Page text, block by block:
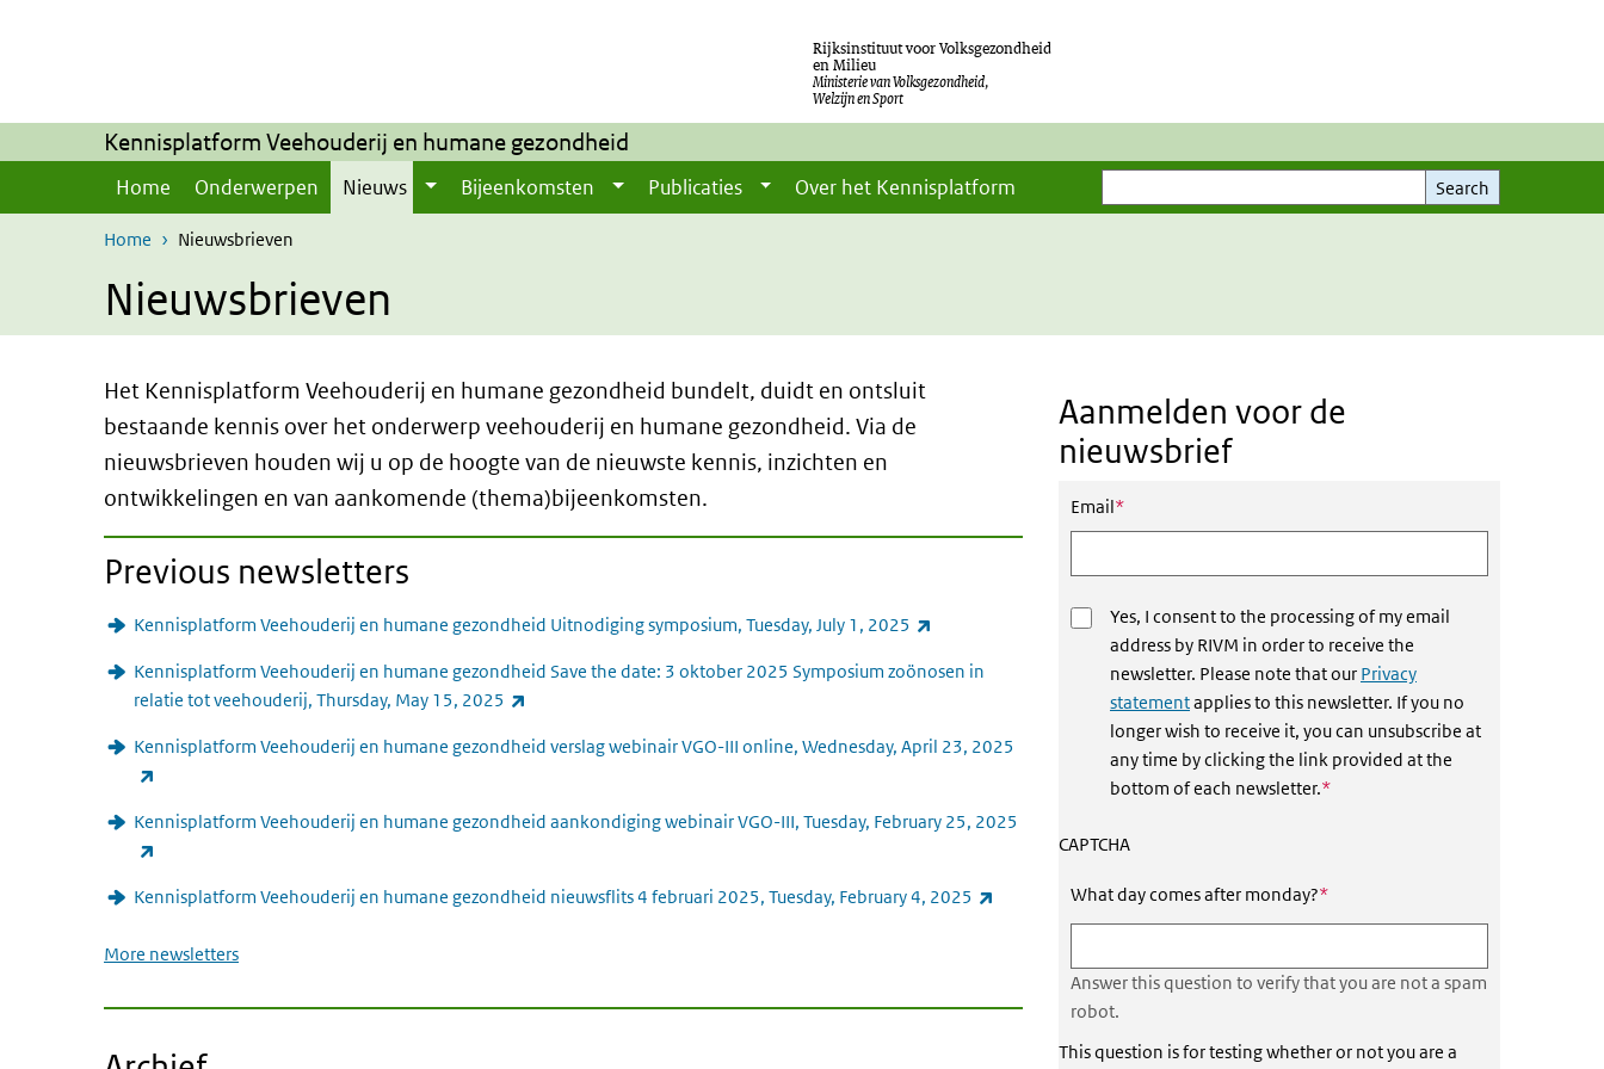
Rijksinstituut voor Volksgezondheid
en Milieu
Ministerie van Volksgezondheid,
Welzijn en Sport
Kennisplatform Veehouderij en humane gezondheid
Home Onderwerpen Nieuws Bijeenkomsten Publicaties Over het Kennisplatform
Search
Search
Home Nieuwsbrieven
Nieuwsbrieven
Het Kennisplatform Veehouderij en humane gezondheid bundelt, duidt en ontsluit
bestaande kennis over het onderwerp veehouderij en humane gezondheid. Via de
nieuwsbrieven houden wij u op de hoogte van de nieuwste kennis, inzichten en
ontwikkelingen en van aankomende (thema)bijeenkomsten.
Previous newsletters
Kennisplatform Veehouderij en humane gezondheid Uitnodiging symposium, Tuesday, July 1, 2025
Kennisplatform Veehouderij en humane gezondheid Save the date: 3 oktober 2025 Symposium zoönosen in
relatie tot veehouderij, Thursday, May 15, 2025
Kennisplatform Veehouderij en humane gezondheid verslag webinair VGO-III online, Wednesday, April 23, 2025
Kennisplatform Veehouderij en humane gezondheid aankondiging webinair VGO-III, Tuesday, February 25, 2025
Kennisplatform Veehouderij en humane gezondheid nieuwsflits 4 februari 2025, Tuesday, February 4, 2025 (link is external)
More newsletters
Aanmelden voor de
nieuwsbrief
Email*This field is required
Yes, I consent to the processing of my email
address by RIVM in order to receive the
newsletter. Please note that our Privacy
statementapplies to this newsletter. If you no
longer wish to receive it, you can unsubscribe at
any time by clicking the link provided at the
bottom of each newsletter.*This field is required
CAPTCHA
What day comes after monday?*This field is required
Answer this question to verify that you are not a spam
robot.
This question is for testing whether or not you are a